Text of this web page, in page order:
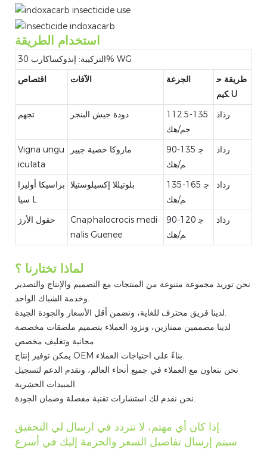
استخدام الطريقة
التركيبة: إندوكساكارب 30% WG
اقتصاص
الآفات الجرعة
طريقة ح
كيم U
تجهم
دودة جيش البنجر
112.5-135
جم/هك
رذاذ
Vigna ungu
iculata
ماروكا خصية جيير
90-135 ج
م/هك
رذاذ
براسيكا أوليرا
سيا L.
بلوتيللا إكسيلوستيلا
135-165 ج
م/هك
رذاذ
حقول الأرز
Cnaphalocrocis medi
nalis Guenee
90-120 ج
م/هك
رذاذ
لماذا تختارنا ؟
نحن توريد مجموعة متنوعة من المنتجات مع التصميم والإنتاج والتصدير
وخدمة الشباك الواحد.
لدينا فريق محترف للغاية، ونضمن أقل الأسعار والجودة الجيدة.
لدينا مصممين ممتازين، ونزود العملاء بتصميم ملصقات مخصصة
مجانية وتغليف مخصص.
يمكن توفير إنتاج OEM بناءً على احتياجات العملاء.
نحن نتعاون مع العملاء في جميع أنحاء العالم، ونقدم الدعم لتسجيل
المبيدات الحشرية.
نحن نقدم لك استشارات تقنية مفصلة وضمان الجودة.
إذا كان أي مهتم، لا تتردد في ارسال لي التحقيق.
سيتم إرسال تفاصيل السعر والحزمة إليك في أسرع